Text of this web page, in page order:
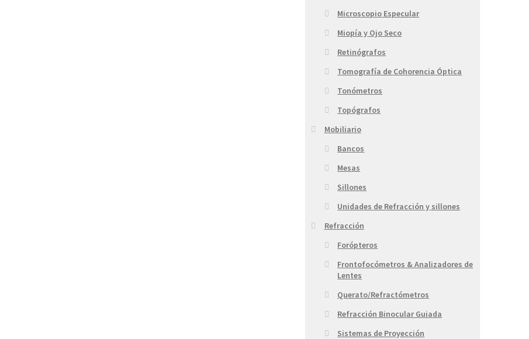
Microscopio Especular
Miopía y Ojo Seco
Retinógrafos
Tomografía de Cohorencia Óptica
Tonómetros
Topógrafos
Mobiliario
Bancos
Mesas
Sillones
Unidades de Refracción y sillones
Refracción
Forópteros
Frontofocómetros & Analizadores de
Lentes
Querato/Refractómetros
Refracción Binocular Guiada
Sistemas de Proyección